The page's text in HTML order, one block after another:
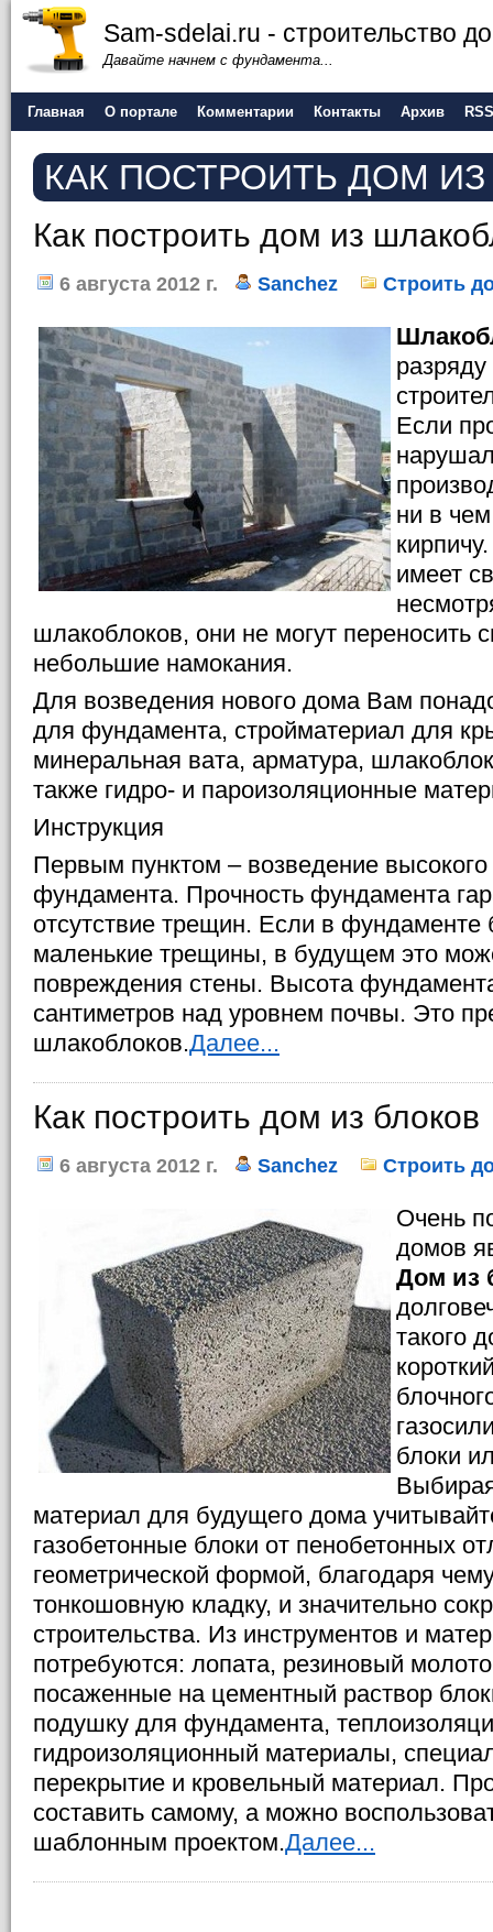
Sam-sdelai.ru - строительство
Давайте начнем с фундамента...
Главная О портале Комментарии Контакты Архив RSS
КАК ПОСТРОИТЬ ДОМ ИЗ
Как построить дом из
6 августа 2012 г. Sanchez Строить
Если
ни в
имеет
шлакоблоков, они не могут переносить
небольшие намокания.
Для возведения нового дома Вам
для фундамента, стройматериал для
минеральная вата, арматура,
также гидро- и пароизоляционные
Инструкция
Первым пунктом – возведение высокого
фундамента. Прочность фундамента
отсутствие трещин. Если в фундаменте
маленькие трещины, в будущем это
повреждения стены. Высота
сантиметров над уровнем почвы. Это
шлакоблоков.Далее...
Как построить дом из блоков
6 августа 2012 г. Sanchez Строить
Очень
домов
Дом из
такого
блоки
материал для будущего дома
газобетонные блоки от пенобетонных
геометрической формой, благодаря
тонкошовную кладку, и значительно
строительства. Из инструментов и
потребуются: лопата, резиновый
посаженные на цементный раствор
подушку для фундамента,
гидроизоляционный материалы,
перекрытие и кровельный материал.
составить самому, а можно
шаблонным проектом.Далее...